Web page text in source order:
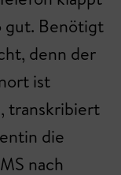
gut. Benötigt
denn der
ist
transkribiert
die
nach